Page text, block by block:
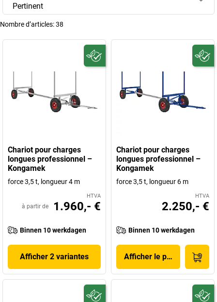
Pertinent
Nombre d’articles:38
Chariot pour charges
longues professionnel –
Kongamek
force 3,5 t, longueur 4 m
HTVA
à partir de 1.960,- €
Binnen 10 werkdagen
Afficher 2 variantes
Chariot pour charges
longues professionnel –
Kongamek
force 3,5 t, longueur 6 m
HTVA
2.250,- €
Binnen 10 werkdagen
Afficher le produit